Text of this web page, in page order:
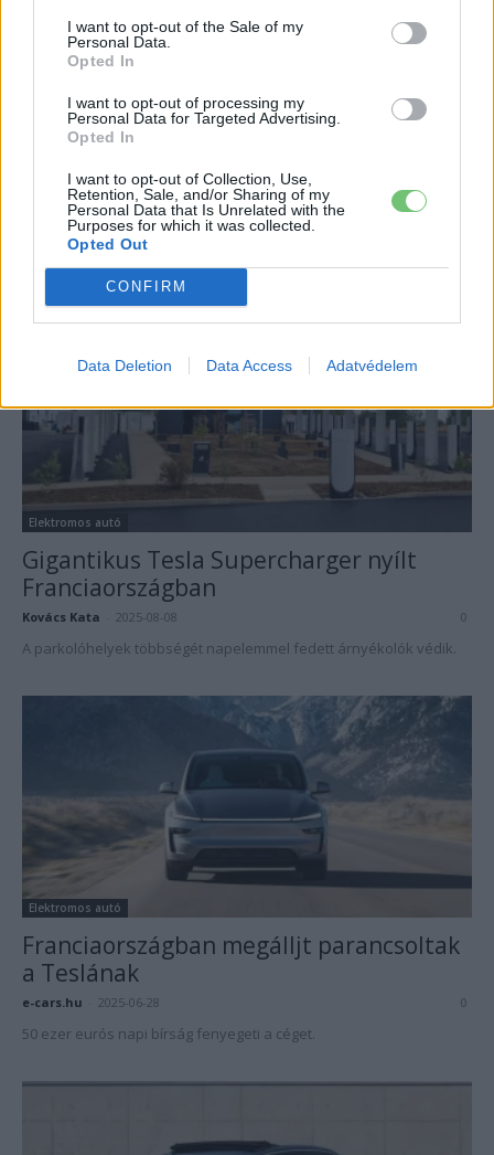
I want to opt-out of the Sale of my
Personal Data.
Opted In
I want to opt-out of processing my
Personal Data for Targeted Advertising.
Opted In
I want to opt-out of Collection, Use,
Retention, Sale, and/or Sharing of my
Personal Data that Is Unrelated with the
Purposes for which it was collected.
Opted Out
CONFIRM
Data Deletion Data Access Adatvédelem
Elektromos autó
Franciaország és Spanyolország kiáll az
elektromos jövő mellett
Kovács Kata - 2025-10-23
Elektromos autó
Gigantikus Tesla Supercharger nyílt
Franciaországban
Kovács Kata 2025-08-08 0
A parkolóhelyek többségét napelemmel fedett árnyékolók védik.
Elektromos autó
Franciaországban megálljt parancsoltak
a Teslának
e-cars.hu 2025-06-28 0
50 ezer eurós napi bírság fenyegeti a céget.